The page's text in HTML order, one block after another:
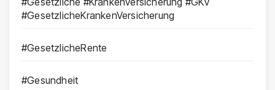
#GesetzlicheKrankenVersicherung
#GesetzlicheRente
#Gesundheit